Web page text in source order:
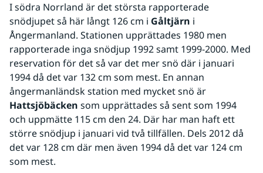
I södra Norrland är det största rapporterade
snödjupet så här långt 126 cm i Gåltjärn i
Ångermanland. Stationen upprättades 1980 men
rapporterade inga snödjup 1992 samt 1999-2000. Med
reservation för det så var det mer snö där i januari
1994 då det var 132 cm som mest. En annan
Hattsjöbäcken som upprättades så sent som 1994
och uppmätte 115 cm den 24. Där har man haft ett
större snödjup i januari vid två tillfällen. Dels 2012 då
det var 128 cm där men även 1994 då det var 124 cm
som mest.